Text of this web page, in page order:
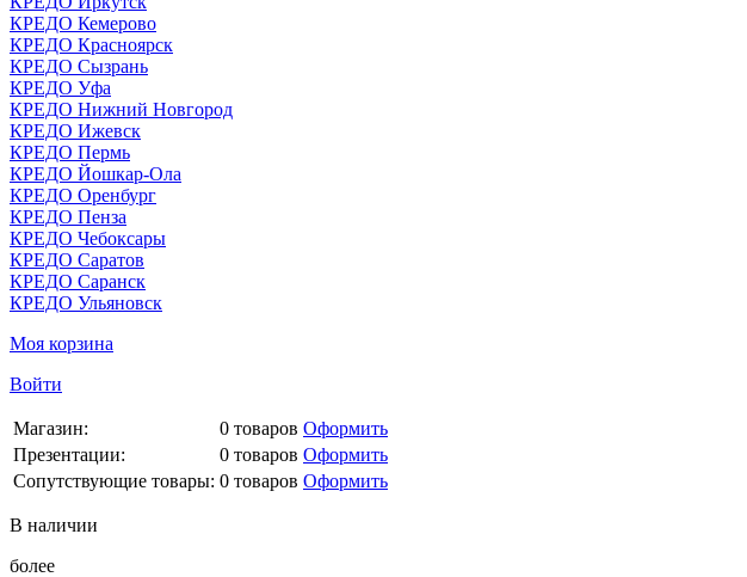
КРЕДО Кемерово
КРЕДО Красноярск
КРЕДО Сызрань
КРЕДО Уфа
КРЕДО Нижний Новгород
КРЕДО Ижевск
КРЕДО Пермь
КРЕДО Йошкар-Ола
КРЕДО Оренбург
КРЕДО Пенза
КРЕДО Чебоксары
КРЕДО Саратов
КРЕДО Саранск
КРЕДО Ульяновск
Моя корзина
Войти
Магазин: 0 товаров Оформить
Презентации:
0 товаров Оформить
Сопутствующие товары: 0 товаров Оформить
В наличии
более